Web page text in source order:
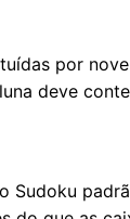
por
deve